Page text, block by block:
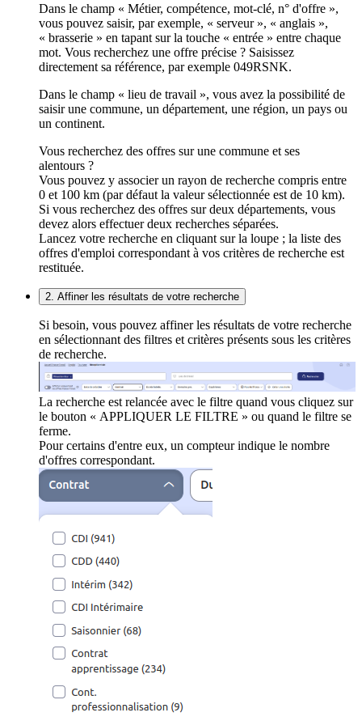
Dans le champ « Métier, compétence, mot-clé, n° d'offre »,
vous pouvez saisir, par exemple, « serveur », « anglais »,
« brasserie » en tapant sur la touche « entrée » entre chaque
mot. Vous recherchez une offre précise ? Saisissez
directement sa référence, par exemple 049RSNK.
Dans le champ « lieu de travail », vous avez la possibilité de
saisir une commune, un département, une région, un pays ou
un continent.
Vous recherchez des offres sur une commune et ses
alentours ?
Vous pouvez y associer un rayon de recherche compris entre
0 et 100 km (par défaut la valeur sélectionnée est de 10 km).
Si vous recherchez des offres sur deux départements, vous
devez alors effectuer deux recherches séparées.
Lancez votre recherche en cliquant sur la loupe ; la liste des
offres d'emploi correspondant à vos critères de recherche est
restituée.
2. Affiner les résultats de votre recherche
Si besoin, vous pouvez affiner les résultats de votre recherche
en sélectionnant des filtres et critères présents sous les critères
de recherche.
La recherche est relancée avec le filtre quand vous cliquez sur
le bouton « APPLIQUER LE FILTRE » ou quand le filtre se
ferme.
Pour certains d'entre eux, un compteur indique le nombre
d'offres correspondant.